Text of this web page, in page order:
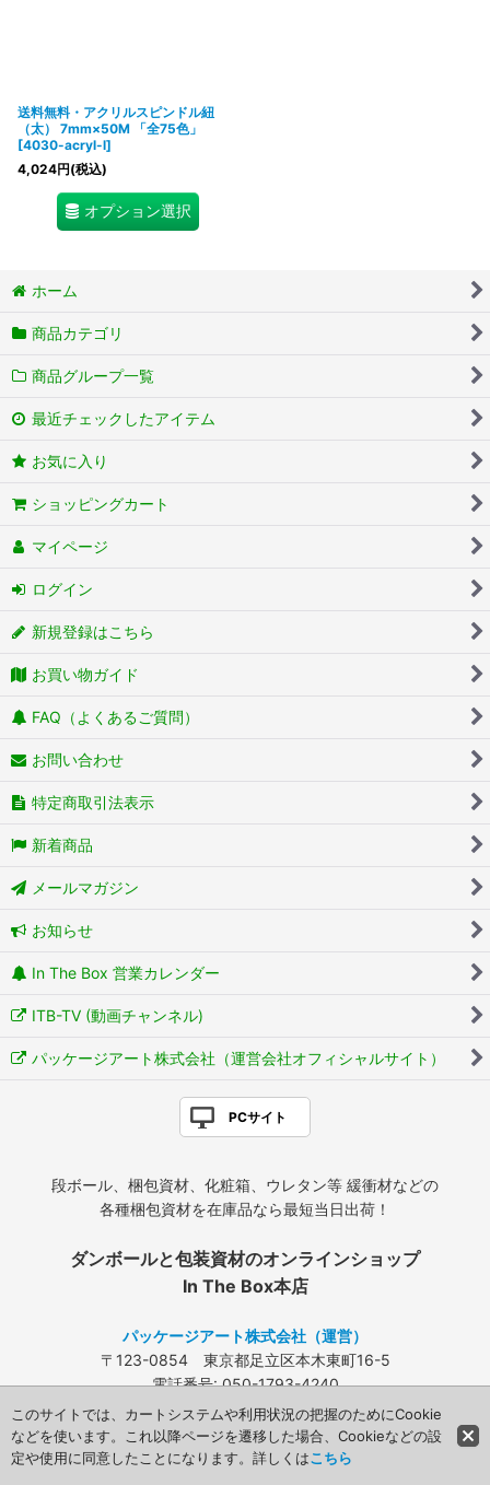
送料無料・アクリルスピンドル紐
（太） 7mm×50M 「全75色」
[4030-acryl-l]
4,024円(税込)
オプション選択
ホーム
商品カテゴリ
商品グループ一覧
最近チェックしたアイテム
お気に入り
ショッピングカート
マイページ
ログイン
新規登録はこちら
お買い物ガイド
FAQ（よくあるご質問）
お問い合わせ
特定商取引法表示
新着商品
メールマガジン
お知らせ
In The Box 営業カレンダー
ITB-TV (動画チャンネル)
パッケージアート株式会社（運営会社オフィシャルサイト）
PCサイト
段ボール、梱包資材、化粧箱、ウレタン等 緩衝材などの
各種梱包資材を在庫品なら最短当日出荷！
ダンボールと包装資材のオンラインショップ
In The Box本店
パッケージアート株式会社（運営）
〒123-0854 東京都足立区本木東町16-5
電話番号: 050-1793-4240
FAX: 03-3840-4424
メールアドレス:info@packageart.co.jp
Copyright (C) 2008 Packageart. All Rights Reserved.
このサイトでは、カートシステムや利用状況の把握のためにCookie
などを使います。これ以降ページを遷移した場合、Cookieなどの設
定や使用に同意したことになります。詳しくはこちら